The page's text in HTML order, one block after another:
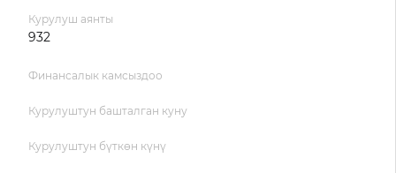
Курулуш аянты
932
Финансалык камсыздоо
Курулуштун башталган куну
Курулуштун бүткөн күнү